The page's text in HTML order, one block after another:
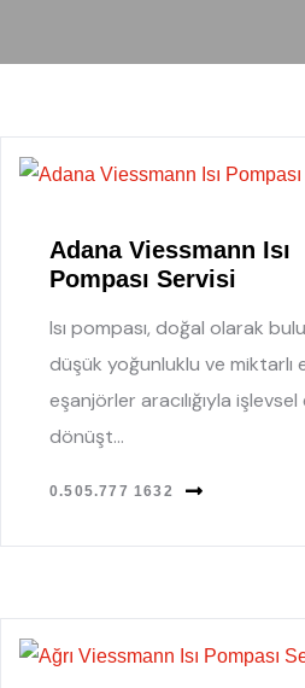
Adana Viessmann Isı
Pompası Servisi
Isı pompası, doğal olarak
düşük yoğunluklu ve miktarlı
eşanjörler aracılığıyla
dönüşt...
0.505.777 1632